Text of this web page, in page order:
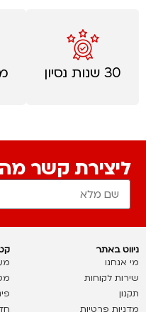
30 שנות נסיון
ליצירת קשר
ניווט באתר
מי אנחנו
שירות לקוחות
תקנון
מדניות פרטיות